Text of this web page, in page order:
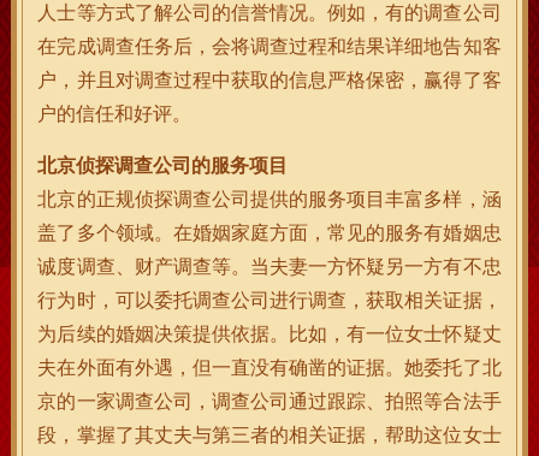
人士等方式了解公司的信誉情况。例如，有的调查公司
在完成调查任务后，会将调查过程和结果详细地告知客
户，并且对调查过程中获取的信息严格保密，赢得了客
户的信任和好评。
北京侦探调查公司的服务项目
北京的正规侦探调查公司提供的服务项目丰富多样，涵
盖了多个领域。在婚姻家庭方面，常见的服务有婚姻忠
诚度调查、财产调查等。当夫妻一方怀疑另一方有不忠
行为时，可以委托调查公司进行调查，获取相关证据，
为后续的婚姻决策提供依据。比如，有一位女士怀疑丈
夫在外面有外遇，但一直没有确凿的证据。她委托了北
京的一家调查公司，调查公司通过跟踪、拍照等合法手
段，掌握了其丈夫与第三者的相关证据，帮助这位女士